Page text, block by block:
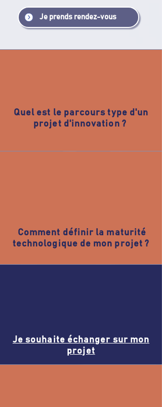
Je prends rendez-vous
Quel est le parcours type d'un
projet d'innovation ?
Comment définir la maturité
technologique de mon projet ?
Je souhaite échanger sur mon
projet